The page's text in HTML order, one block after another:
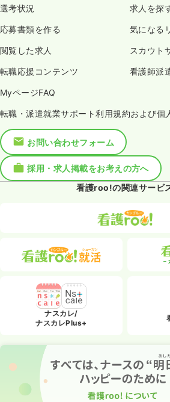
選考状況 求人を探
応募書類を作る 気になる
閲覧した求人 スカウト
転職応援コンテンツ 看護師派
MyページFAQ
転職・派遣就業サポート利用規約および個
お問い合わせフォーム
採用・求人掲載をお考えの方へ
看護roo!の関連サービ
ナスカレ/
ナスカレPlus+